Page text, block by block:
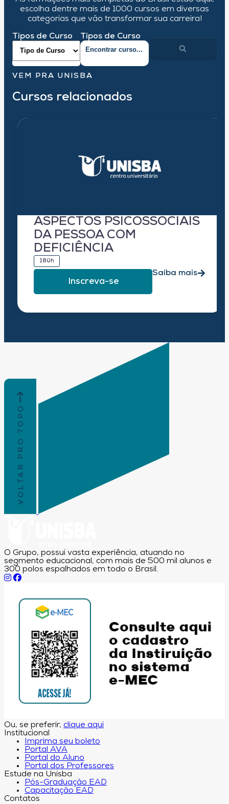
escolha dentre mais de 1000 cursos em diversas
categorias que vão transformar sua carreira!
Tipos de Curso Tipos de Curso
VEM PRA UNISBA
Cursos relacionados
ASPECTOS PSICOSSOCIAIS
DA PESSOA COM
DEFICIÊNCIA
180h
Inscreva-se
Saiba mais
VOLTAR PRO TOPO
O Grupo, possui vasta experiência, atuando no
segmento educacional, com mais de 500 mil alunos e
300 polos espalhados em todo o Brasil.
Ou, se preferir, clique aqui
Institucional
Imprima seu boleto
Portal AVA
Portal do Aluno
Portal dos Professores
Estude na Unisba
Pós-Graduação EAD
Capacitação EAD
Contatos